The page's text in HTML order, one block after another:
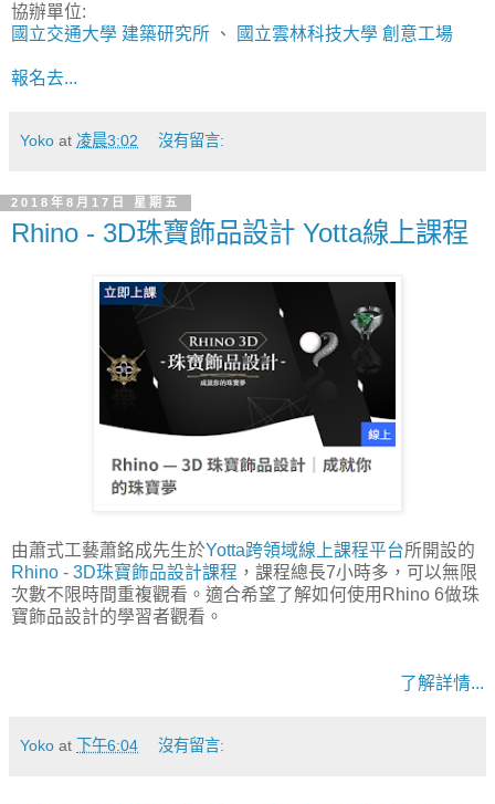
協辦單位:
國立交通大學 建築研究所 、 國立雲林科技大學 創意工場
報名去...
Yoko at 凌晨3:02 沒有留言:
2018年8月17日 星期五
Rhino - 3D珠寶飾品設計 Yotta線上課程
由蕭式工藝蕭銘成先生於Yotta跨領域線上課程平台所開設的
Rhino - 3D珠寶飾品設計課程 ，課程總長7小時多，可以無限
次數不限時間重複觀看。適合希望了解如何使用Rhino 6做珠
寶飾品設計的學習者觀看。
了解詳情...
Yoko at 下午6:04 沒有留言: